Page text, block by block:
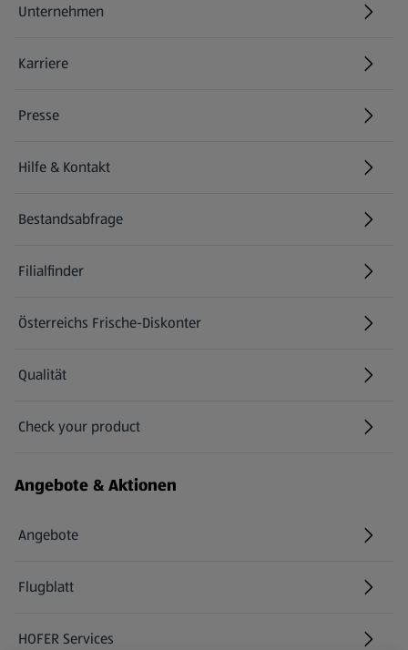
Unternehmen
Karriere
(öffnet in einem neuen Tab)
Presse
Hilfe & Kontakt
(öffnet in einem neuen Tab)
Bestandsabfrage
(öffnet in einem neuen Tab)
Filialfinder
Österreichs Frische-Diskonter
Qualität
Check your product
(öffnet in einem neuen Tab)
Angebote & Aktionen
Angebote
Flugblatt
HOFER Services